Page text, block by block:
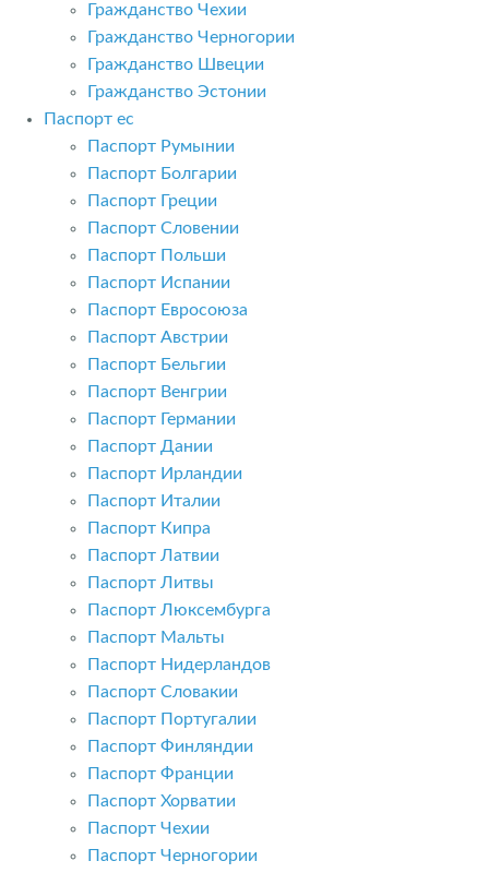
Гражданство Чехии
Гражданство Черногории
Гражданство Швеции
Гражданство Эстонии
Паспорт ес
Паспорт Румынии
Паспорт Болгарии
Паспорт Греции
Паспорт Словении
Паспорт Польши
Паспорт Испании
Паспорт Евросоюза
Паспорт Австрии
Паспорт Бельгии
Паспорт Венгрии
Паспорт Германии
Паспорт Дании
Паспорт Ирландии
Паспорт Италии
Паспорт Кипра
Паспорт Латвии
Паспорт Литвы
Паспорт Люксембурга
Паспорт Мальты
Паспорт Нидерландов
Паспорт Словакии
Паспорт Португалии
Паспорт Финляндии
Паспорт Франции
Паспорт Хорватии
Паспорт Чехии
Паспорт Черногории